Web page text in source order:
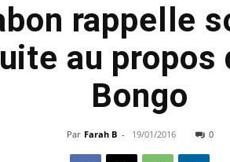
rappelle
au
Bongo
Par Farah B - 19/01/2016 0